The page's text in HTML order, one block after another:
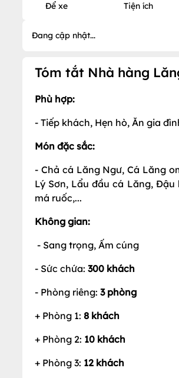
Để xe Tiện ích
Đang cập nhật...
Tóm tắt Nhà hàng
Phù hợp:
- Tiếp khách, Hẹn hò, Ăn gia
Món đặc sắc:
- Chả cá Lăng Ngư, Cá Lăng
Lý Sơn, Lẩu đầu cá Lăng,
má ruốc,...
Không gian:
- Sang trọng, Ấm cúng
- Sức chứa: 300 khách
- Phòng riêng: 3 phòng
+ Phòng 1: 8 khách
+ Phòng 2: 10 khách
+ Phòng 3: 12 khách